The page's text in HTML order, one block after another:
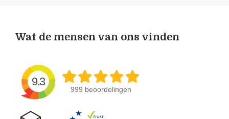
Wat de mensen van ons vinden
9.3
999 beoordelingen